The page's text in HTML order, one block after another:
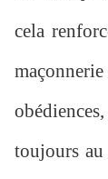
cela
toujours au